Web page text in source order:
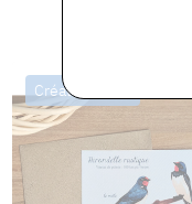
Créateur local